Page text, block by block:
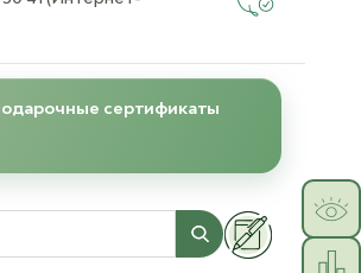
сертификаты